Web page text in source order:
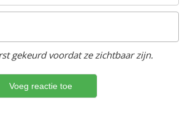
gekeurd voordat ze zichtbaar zijn.